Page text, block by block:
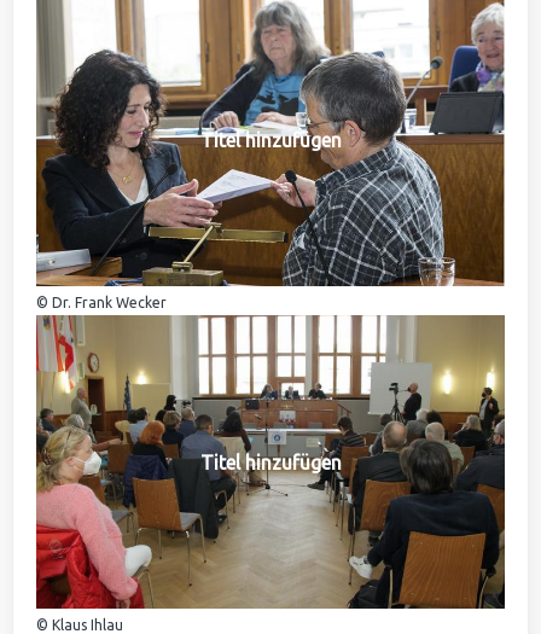
Titel hinzufügen
© Dr. Frank Wecker
Titel hinzufügen
© Klaus Ihlau